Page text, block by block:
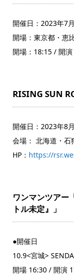
開催日：2023年7
開場：東京都・恵
開場：18:15 / 開
RISING SUN
開催日：2023年8
会場： 北海道・石
HP： https://
ワンマンツアー
トル未定』」
●開催日
10.9<宮城>
開場 16:30 / 開演